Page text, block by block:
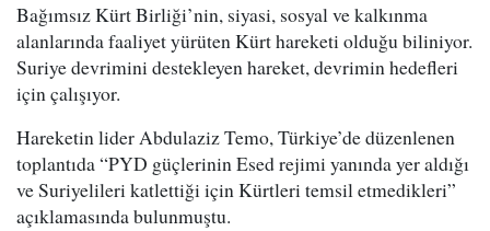
Bağımsız Kürt Birliği’nin, siyasi, sosyal ve kalkınma
alanlarında faaliyet yürüten Kürt hareketi olduğu biliniyor.
Suriye devrimini destekleyen hareket, devrimin hedefleri
için çalışıyor.
Hareketin lider Abdulaziz Temo, Türkiye’de düzenlenen
toplantıda “PYD güçlerinin Esed rejimi yanında yer aldığı
ve Suriyelileri katlettiği için Kürtleri temsil etmedikleri”
açıklamasında bulunmuştu.